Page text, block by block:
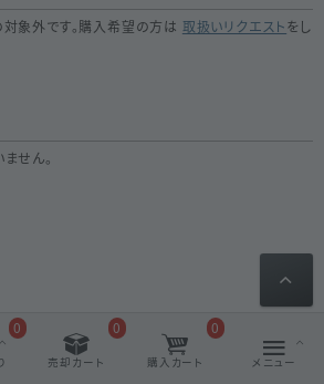
象外です。購入希望の方は 取扱いリクエストをし
せん。
0
売却カート
0
購入カート
0
メニュー